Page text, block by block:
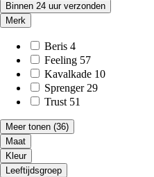
Binnen 24 uur verzonden
Merk
Beris 4
Feeling 57
Kavalkade 10
Sprenger 29
Trust 51
Meer tonen (36)
Maat
Kleur
Leeftijdsgroep